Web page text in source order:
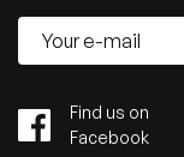
Find us on
Facebook